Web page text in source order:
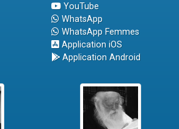
YouTube
WhatsApp
WhatsApp Femmes
Application iOS
Application Android